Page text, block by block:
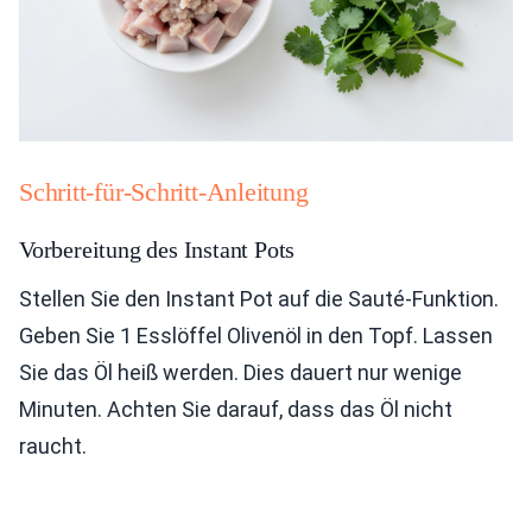
Schritt-für-Schritt-Anleitung
Vorbereitung des Instant Pots
Stellen Sie den Instant Pot auf die Sauté-Funktion.
Geben Sie 1 Esslöffel Olivenöl in den Topf. Lassen
Sie das Öl heiß werden. Dies dauert nur wenige
Minuten. Achten Sie darauf, dass das Öl nicht
raucht.